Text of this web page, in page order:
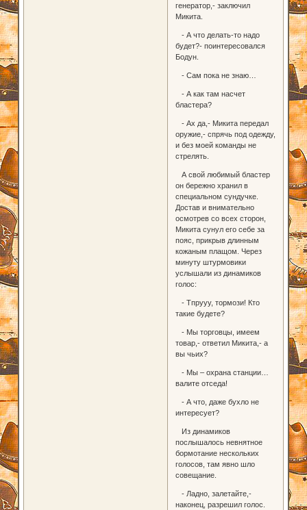
генератор,- заключил
Микита.
- А что делать-то надо
будет?- поинтересовался
Бодун.
- Сам пока не знаю…
- А как там насчет
бластера?
- Ах да,- Микита передал
оружие,- спрячь под одежду,
и без моей команды не
стрелять.
А свой любимый бластер
он бережно хранил в
специальном сундучке.
Достав и внимательно
осмотрев со всех сторон,
Микита сунул его себе за
пояс, прикрыв длинным
кожаным плащом. Через
минуту штурмовики
услышали из динамиков
голос:
- Тпрууу, тормози! Кто
такие будете?
- Мы торговцы, имеем
товар,- ответил Микита,- а
вы чьих?
- Мы – охрана станции…
валите отседа!
- А что, даже бухло не
интересует?
Из динамиков
послышалось невнятное
бормотание нескольких
голосов, там явно шло
совещание.
- Ладно, залетайте,-
наконец, разрешил голос.